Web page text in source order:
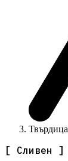
Твърдица
[ Сливен ]